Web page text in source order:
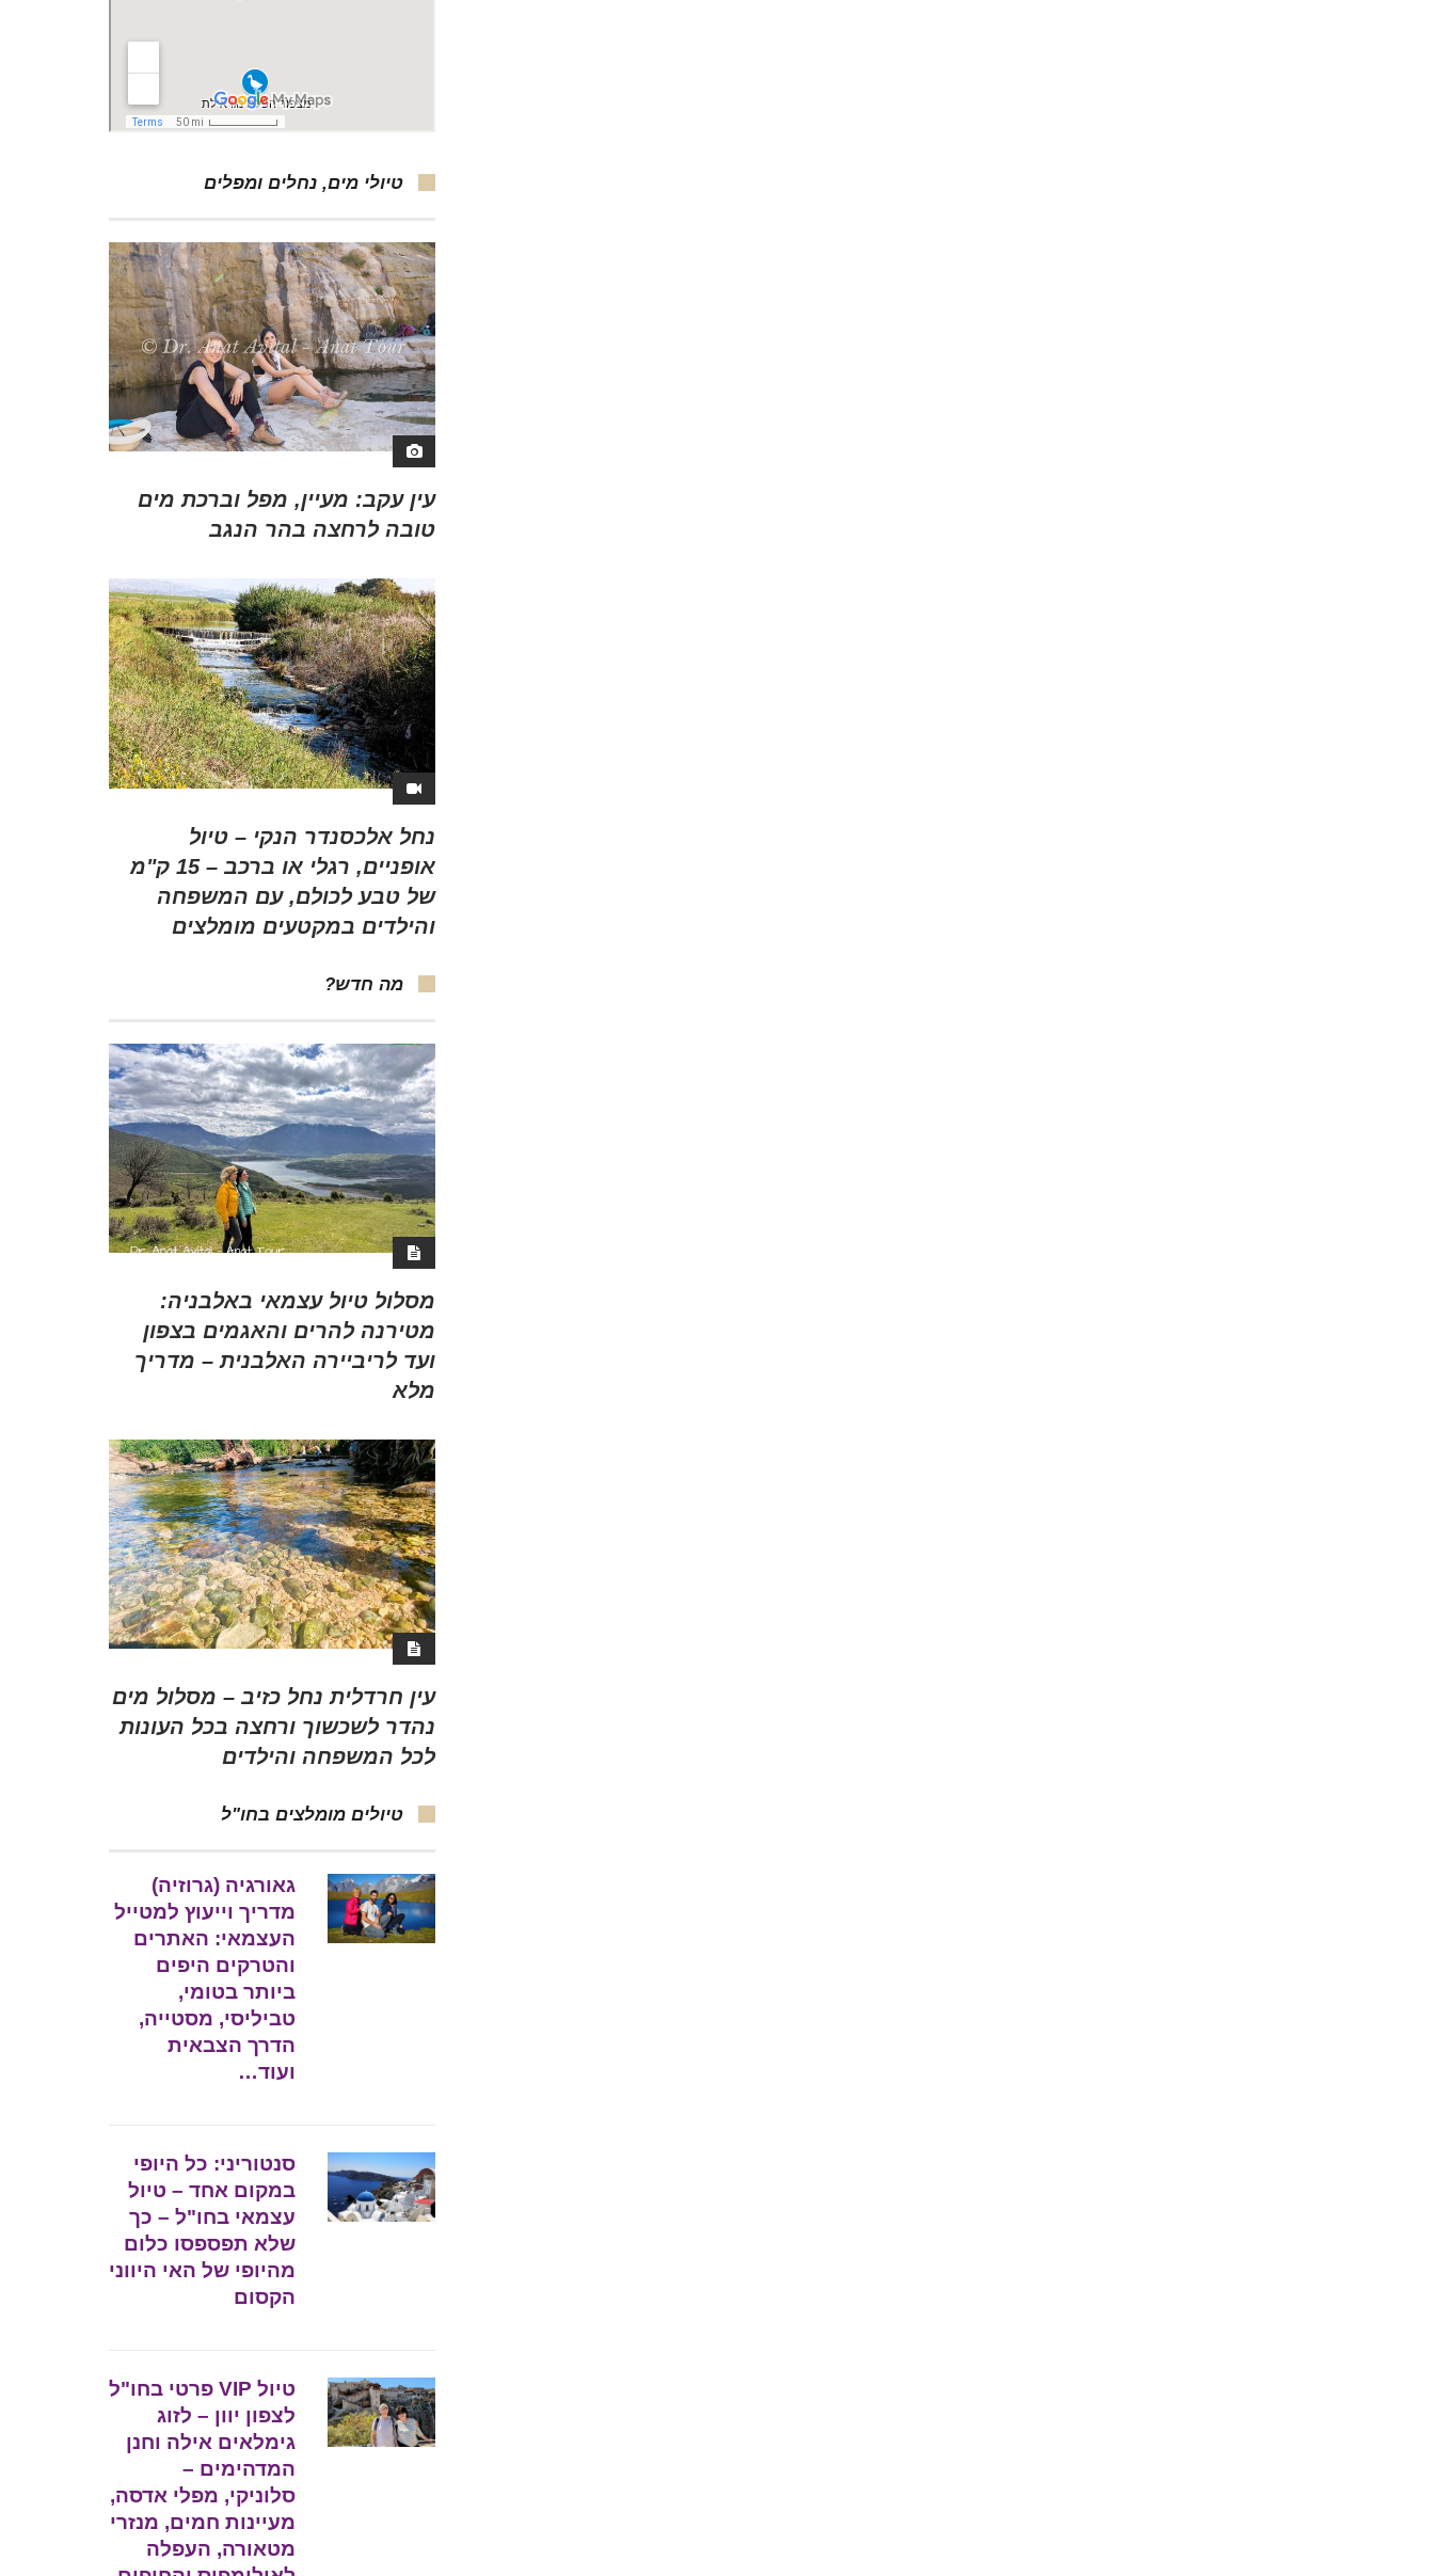
טיולי מים, נחלים ומפלים
עין עקב: מעיין, מפל וברכת מים
טובה לרחצה בהר הנגב
נחל אלכסנדר הנקי – טיול
אופניים, רגלי או ברכב – 15 ק"מ
של טבע לכולם, עם המשפחה
והילדים במקטעים מומלצים
מה חדש?
מסלול טיול עצמאי באלבניה:
מטירנה להרים והאגמים בצפון
ועד לריביירה האלבנית – מדריך
מלא
עין חרדלית נחל כזיב – מסלול מים
נהדר לשכשוך ורחצה בכל העונות
לכל המשפחה והילדים
טיולים מומלצים בחו"ל
גאורגיה (גרוזיה)
מדריך וייעוץ למטייל
העצמאי: האתרים
והטרקים היפים
ביותר בטומי,
טביליסי, מסטייה,
הדרך הצבאית
ועוד…
סנטוריני: כל היופי
במקום אחד – טיול
עצמאי בחו"ל – כך
שלא תפספסו כלום
מהיופי של האי היווני
הקסום
טיול VIP פרטי בחו"ל
לצפון יוון – לזוג
גימלאים אילה וחנן
המדהימים –
סלוניקי, מפלי אדסה,
מעיינות חמים, מנזרי
מטאורה, העפלה